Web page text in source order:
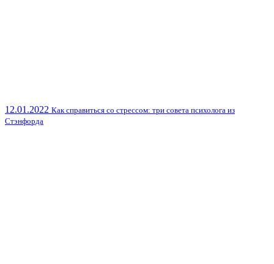
12.01.2022 Как справиться со стрессом: три совета психолога из
Стэнфорда